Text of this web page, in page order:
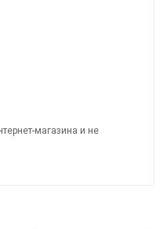
магазина и не